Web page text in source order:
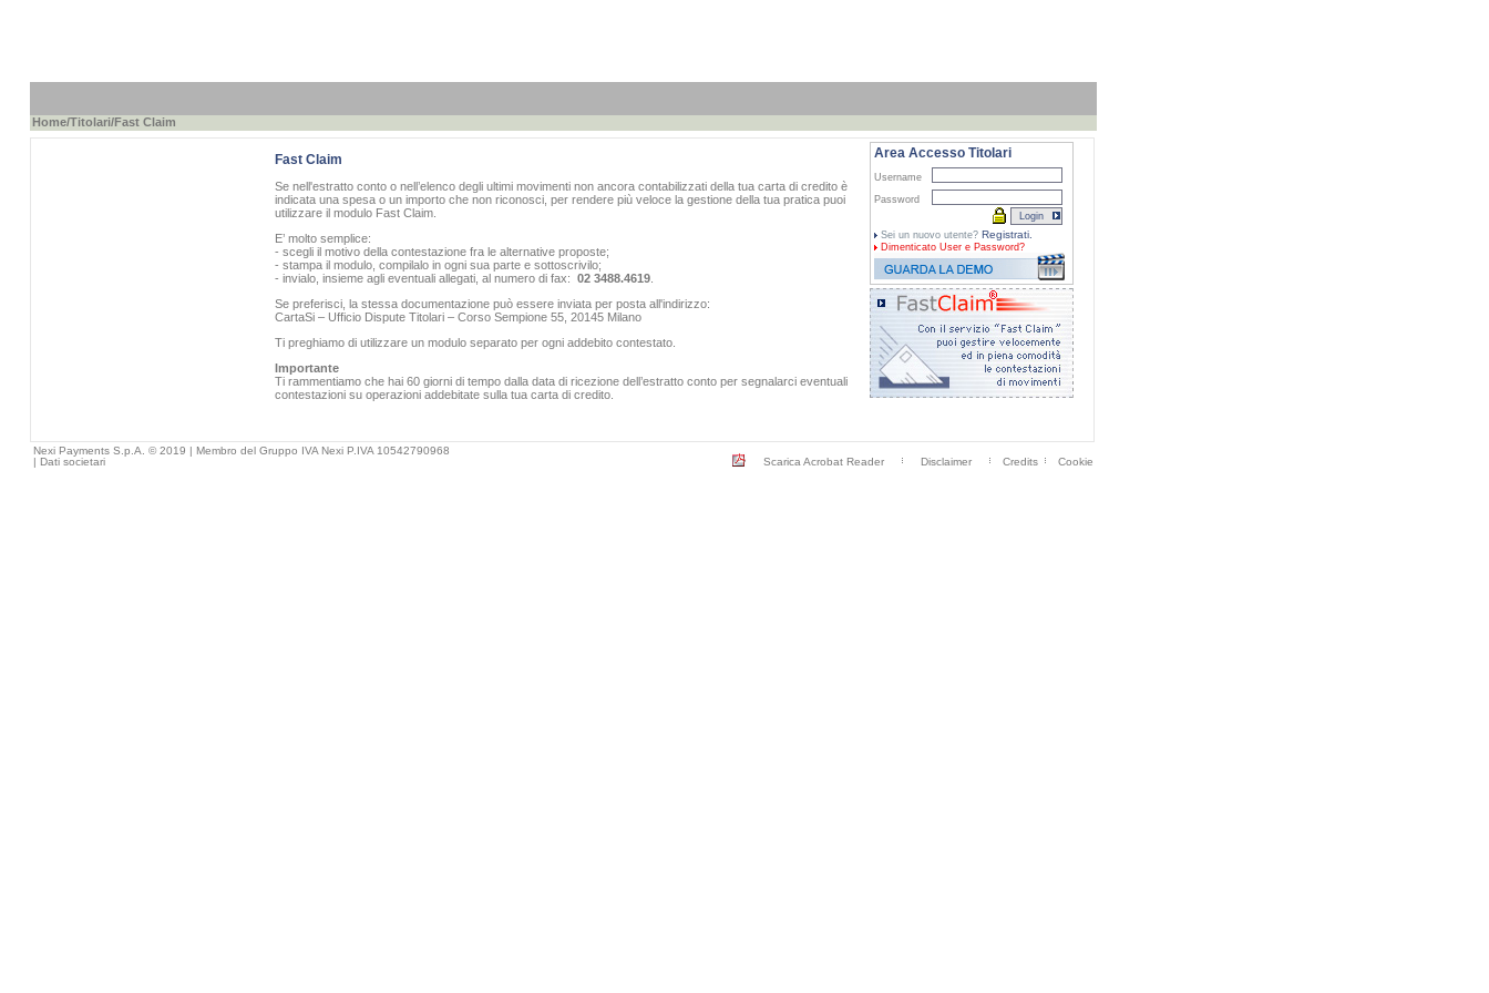
Home/Titolari/Fast Claim
Fast Claim
Se nell'estratto conto o nell’elenco degli ultimi movimenti non ancora contabilizzati della tua carta di credito è
indicata una spesa o un importo che non riconosci, per rendere più veloce la gestione della tua pratica puoi
utilizzare il modulo Fast Claim.
E’ molto semplice:
- scegli il motivo della contestazione fra le alternative proposte;
- stampa il modulo, compilalo in ogni sua parte e sottoscrivilo;
- invialo, insieme agli eventuali allegati, al numero di fax: 02 3488.4619.
Se preferisci, la stessa documentazione può essere inviata per posta all'indirizzo:
CartaSi – Ufficio Dispute Titolari – Corso Sempione 55, 20145 Milano
Ti preghiamo di utilizzare un modulo separato per ogni addebito contestato.
Importante
Ti rammentiamo che hai 60 giorni di tempo dalla data di ricezione dell’estratto conto per segnalarci eventuali
contestazioni su operazioni addebitate sulla tua carta di credito.
Area Accesso Titolari
Username
Password
Sei un nuovo utente? Registrati.
Dimenticato User e Password?
Nexi Payments S.p.A. © 2019 | Membro del Gruppo IVA Nexi P.IVA 10542790968
| Dati societari Scarica Acrobat Reader Disclaimer Credits Cookie